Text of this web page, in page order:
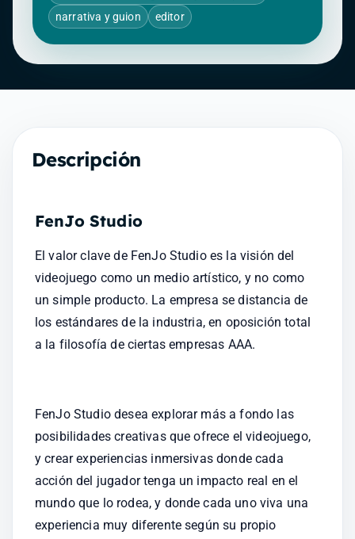
narrativa y guion
editor
Descripción
FenJo Studio
El valor clave de FenJo Studio es la visión del
videojuego como un medio artístico, y no como
un simple producto. La empresa se distancia de
los estándares de la industria, en oposición total
a la filosofía de ciertas empresas AAA.
FenJo Studio desea explorar más a fondo las
posibilidades creativas que ofrece el videojuego,
y crear experiencias inmersivas donde cada
acción del jugador tenga un impacto real en el
mundo que lo rodea, y donde cada uno viva una
experiencia muy diferente según su propio